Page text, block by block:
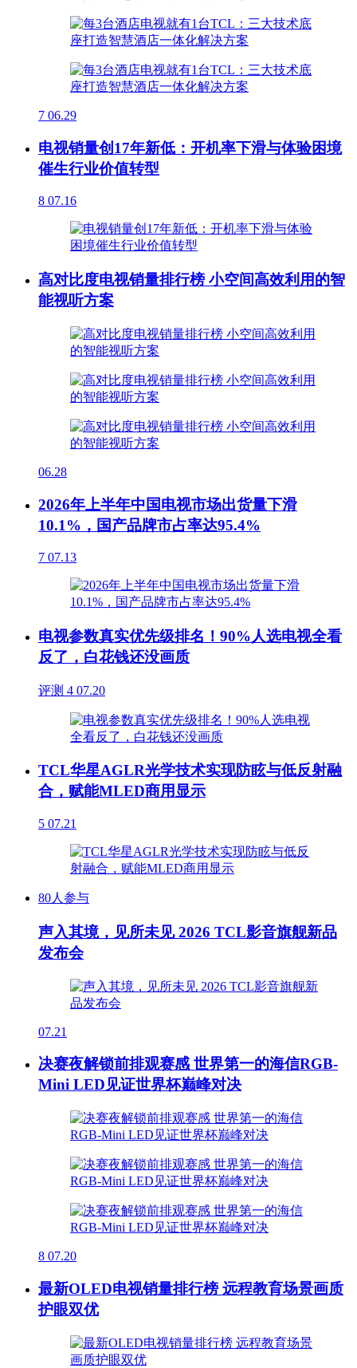
7 06.29
电视销量创17年新低：开机率下滑与体验困境
催生行业价值转型
8 07.16
高对比度电视销量排行榜 小空间高效利用的智
能视听方案
06.28
2026年上半年中国电视市场出货量下滑
10.1%，国产品牌市占率达95.4%
7 07.13
电视参数真实优先级排名！90%人选电视全看
反了，白花钱还没画质
评测 4 07.20
TCL华星AGLR光学技术实现防眩与低反射融
合，赋能MLED商用显示
5 07.21
80人参与
声入其境，见所未见 2026 TCL影音旗舰新品
发布会
07.21
决赛夜解锁前排观赛感 世界第一的海信RGB-
Mini LED见证世界杯巅峰对决
8 07.20
最新OLED电视销量排行榜 远程教育场景画质
护眼双优